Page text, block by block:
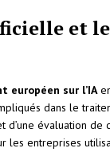
et
européen sur l’IA
dans le
d’une évaluation
les entreprises